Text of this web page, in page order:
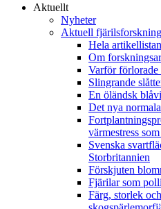
Aktuellt
Nyheter
Aktuell fjärilsforskning
Hela artikellistan
Om
Varför förlorade
Slingrande
En öländsk
Det nya
värmestress
Svenska
Storbritannien
Förskjuten
Fjärilar som
Färg, storlek